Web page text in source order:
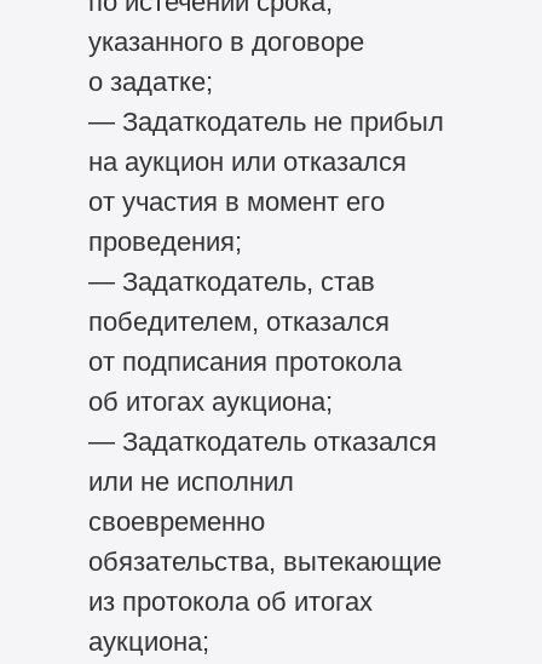
указанного в договоре
о задатке;
— Задаткодатель не прибыл
на аукцион или отказался
от участия в момент его
проведения;
— Задаткодатель, став
победителем, отказался
от подписания протокола
об итогах аукциона;
— Задаткодатель отказался
или не исполнил
своевременно
обязательства, вытекающие
из протокола об итогах
аукциона;